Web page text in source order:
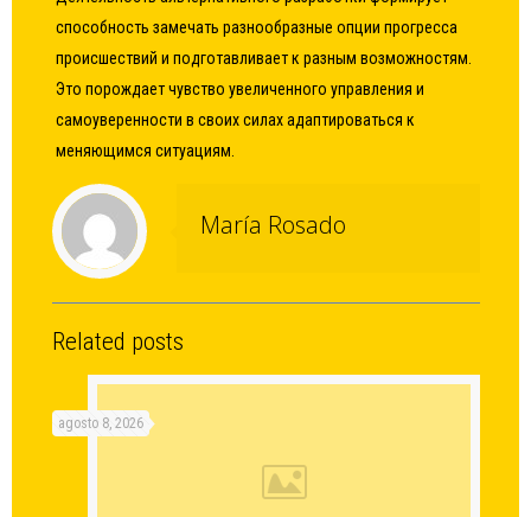
способность замечать разнообразные опции прогресса
происшествий и подготавливает к разным возможностям.
Это порождает чувство увеличенного управления и
самоуверенности в своих силах адаптироваться к
меняющимся ситуациям.
María Rosado
Related posts
agosto 8, 2026